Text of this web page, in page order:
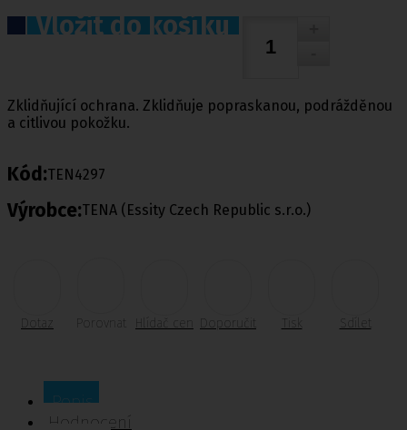
Vložit do košíku
Zklidňující ochrana. Zklidňuje popraskanou, podrážděnou
a citlivou pokožku.
Kód:TEN4297
Výrobce:TENA (Essity Czech Republic s.r.o.)
Dotaz Porovnat Doporučit Tisk Sdílet
Popis
Hodnocení